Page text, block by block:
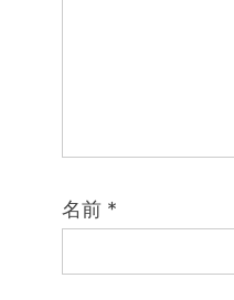
名前 *